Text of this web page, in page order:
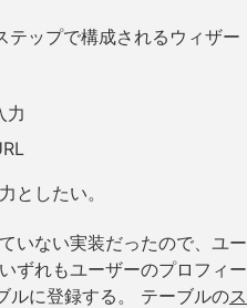
テップで構成されるウィザー
力
としたい。
いない実装だったので、ユー
ずれもユーザーのプロフィー
ルに登録する。 テーブルのス